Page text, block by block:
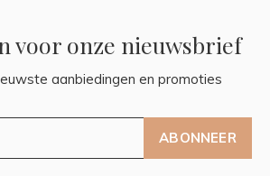
voor onze nieuwsbrief
aanbiedingen en promoties
ABONNEER